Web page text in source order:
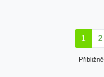
1 2